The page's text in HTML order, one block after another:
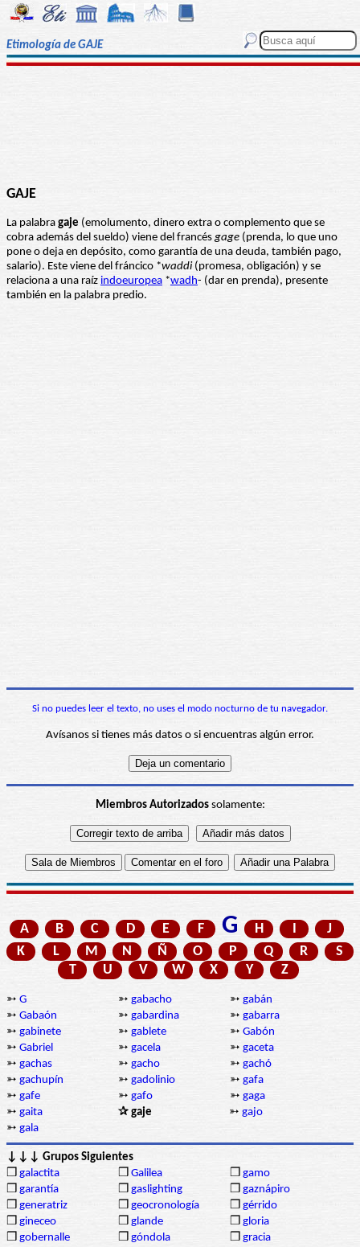
Etimología de GAJE
GAJE
La palabra gaje (emolumento, dinero extra o complemento que se
cobra además del sueldo) viene del francés gage (prenda, lo que uno
pone o deja en depósito, como garantía de una deuda, también pago,
salario). Este viene del fráncico *waddi (promesa, obligación) y se
relaciona a una raíz indoeuropea *wadh- (dar en prenda), presente
también en la palabra predio.
Si no puedes leer el texto, no uses el modo nocturno de tu navegador.
Avísanos si tienes más datos o si encuentras algún error.
Miembros Autorizadossolamente:
A B C D E F G H I
J
K
L M N Ñ O P Q R
S
T
U V W X Y Z
➳ G ➳ gabacho ➳ gabán
➳ Gabaón ➳ gabardina ➳ gabarra
➳ gabinete ➳ gablete ➳ Gabón
➳ Gabriel ➳ gacela ➳ gaceta
➳ gachas ➳ gacho ➳ gachó
➳ gachupín ➳ gadolinio ➳ gafa
➳ gafe ➳ gafo ➳ gaga
➳ gaita ✰ gaje ➳ gajo
➳ gala
↓↓↓ Grupos Siguientes
❒ galactita ❒ Galilea ❒ gamo
❒ garantía ❒ gaslighting ❒ gaznápiro
❒ generatriz ❒ geocronología ❒ gérrido
❒ gineceo ❒ glande ❒ gloria
❒ gobernalle ❒ góndola ❒ gracia